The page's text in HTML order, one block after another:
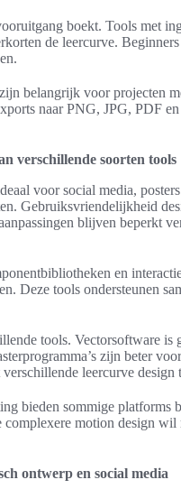
boekt. Tools met
de leercurve.
belangrijk voor projecten
naar PNG, JPG, PDF
verschillende soorten tools
voor social media,
Gebruiksvriendelijkheid
blijven beperkt
en
Deze tools ondersteunen
tools. Vectorsoftware is
zijn beter
leercurve design
bieden sommige platforms
complexere motion design wil
ontwerp en social media